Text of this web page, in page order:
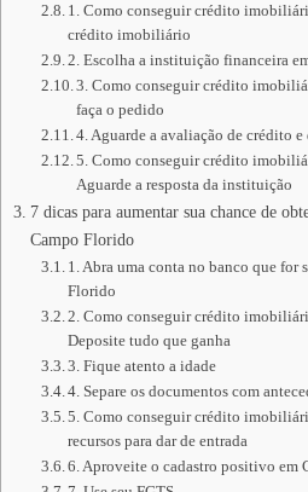
1. Como conseguir crédito
crédito imobiliário
2. Escolha a instituição financeira
3. Como conseguir crédito
faça o pedido
4. Aguarde a avaliação de crédito
5. Como conseguir crédito
Aguarde a resposta da instituição
7 dicas para aumentar sua chance de
Campo Florido
1. Abra uma conta no banco que for
Florido
2. Como conseguir crédito
Deposite tudo que ganha
3. Fique atento a idade
4. Separe os documentos com
5. Como conseguir crédito
recursos para dar de entrada
6. Aproveite o cadastro positivo em